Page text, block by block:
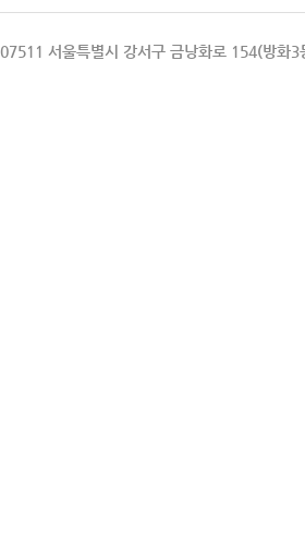
서울특별시 강서구 금낭화로 154(방화3